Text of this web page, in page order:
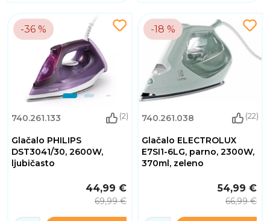
-36 %
740.261.133 (2)
Glačalo PHILIPS
DST3041/30, 2600W,
ljubičasto
44,99 €
69,99 €
-18 %
740.261.038 (22)
Glačalo ELECTROLUX
E7SI1-6LG, parno, 2300W,
370ml, zeleno
54,99 €
66,99 €